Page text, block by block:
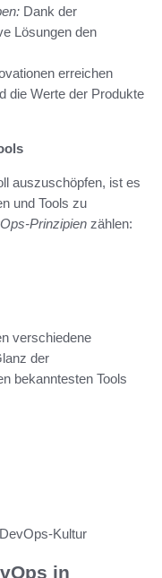
Dank der
Lösungen den
erreichen
die Werte der Produkte
auszuschöpfen, ist es
und Tools zu
Prinzipien zählen:
verschiedene
der
bekanntesten Tools
in